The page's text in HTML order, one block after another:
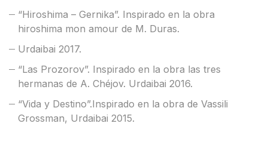
“Hiroshima – Gernika”. Inspirado en la obra
hiroshima mon amour de M. Duras.
Urdaibai 2017.
“Las Prozorov”. Inspirado en la obra las tres
hermanas de A. Chéjov. Urdaibai 2016.
“Vida y Destino”.Inspirado en la obra de Vassili
Grossman, Urdaibai 2015.